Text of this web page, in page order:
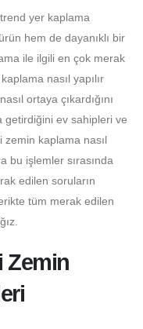
yer kaplama
hem de dayanıklı bir
ile ilgili en çok merak
nasıl yapılır
ortaya çıkardığını
getirdiğini ev sahipleri ve
zemin kaplama nasıl
bu işlemler sırasında
edilen soruların
tüm merak edilen
Zemin